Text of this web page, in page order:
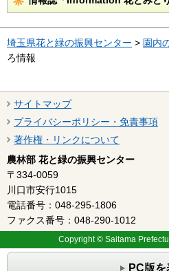
埼玉県花と緑の振興センター > 園内
ろ情報
サイトマップ
プライバシーポリシー・免責事項
著作権・リンクについて
農林部 花と緑の振興センター
〒334-0059
川口市安行1015
電話番号：048-295-1806
ファクス番号：048-290-1012
Copyright © Saitama
PC版を